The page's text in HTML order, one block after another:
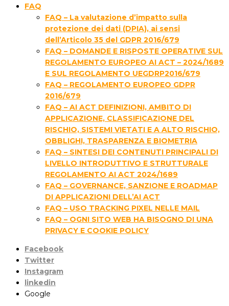
FAQ
FAQ – La valutazione d’impatto sulla
protezione dei dati (DPIA), ai sensi
dell’Articolo 35 del GDPR 2016/679
FAQ – DOMANDE E RISPOSTE OPERATIVE SUL
REGOLAMENTO EUROPEO AI ACT – 2024/1689
E SUL REGOLAMENTO UEGDRP2016/679
FAQ – REGOLAMENTO EUROPEO GDPR
2016/679
FAQ – AI ACT DEFINIZIONI, AMBITO DI
APPLICAZIONE, CLASSIFICAZIONE DEL
RISCHIO, SISTEMI VIETATI E A ALTO RISCHIO,
OBBLIGHI, TRASPARENZA E BIOMETRIA
FAQ – SINTESI DEI CONTENUTI PRINCIPALI DI
LIVELLO INTRODUTTIVO E STRUTTURALE
REGOLAMENTO AI ACT 2024/1689
FAQ – GOVERNANCE, SANZIONE E ROADMAP
DI APPLICAZIONI DELL’AI ACT
FAQ – USO TRACKING PIXEL NELLE MAIL
FAQ – OGNI SITO WEB HA BISOGNO DI UNA
PRIVACY E COOKIE POLICY
Facebook
Twitter
Instagram
linkedin
Google